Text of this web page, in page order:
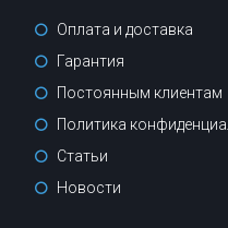
Оплата и доставка
Гарантия
Постоянным клиентам
Политика
Статьи
Новости